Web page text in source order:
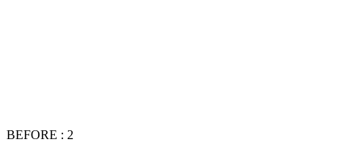
BEFORE : 2